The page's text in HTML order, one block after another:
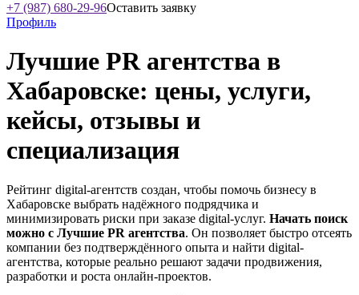
+7 (987) 680-29-96Оставить заявку
Профиль
Лучшие PR агентства в
Хабаровске: цены, услуги,
кейсы, отзывы и
специализация
Рейтинг digital-агентств создан, чтобы помочь бизнесу в
Хабаровске выбрать надёжного подрядчика и
минимизировать риски при заказе digital-услуг. Начать поиск
можно с Лучшие PR агентства. Он позволяет быстро отсеять
компании без подтверждённого опыта и найти digital-
агентства, которые реально решают задачи продвижения,
разработки и роста онлайн-проектов.